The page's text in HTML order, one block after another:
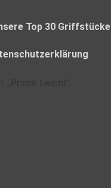
Top 30 Griffstücke